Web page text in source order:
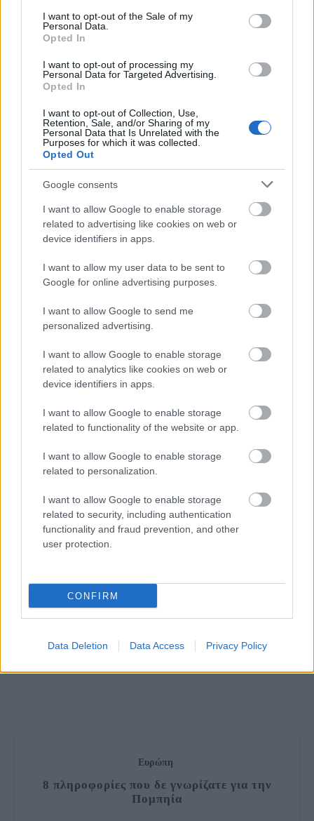
consent section.
I want to opt-out of the Sale of my
Personal Data.
Opted In
I want to opt-out of processing my
Personal Data for Targeted Advertising.
Opted In
I want to opt-out of Collection, Use,
Retention, Sale, and/or Sharing of my
Personal Data that Is Unrelated with the
Purposes for which it was collected.
Opted Out
Google consents
I want to allow Google to enable storage
related to advertising like cookies on web or
device identifiers in apps.
I want to allow my user data to be sent to
Google for online advertising purposes.
I want to allow Google to send me
personalized advertising.
I want to allow Google to enable storage
related to analytics like cookies on web or
device identifiers in apps.
I want to allow Google to enable storage
related to functionality of the website or app.
I want to allow Google to enable storage
related to personalization.
I want to allow Google to enable storage
related to security, including authentication
functionality and fraud prevention, and other
user protection.
CONFIRM
Data Deletion Data Access Privacy Policy
Ηνωμένες Πολιτείες Αμερικής
Οι καταλληλότερες πόλεις για να
περπατήσετε στις ΗΠΑ
ΔΙΑΒΆΣΤΕ ΠΕΡΙΣΣΌΤΕΡΑ
Ευρώπη
να δοκιμάσετε
Ευρώπη
8 πληροφορίες που δε γνωρίζατε για την
Πομπηία